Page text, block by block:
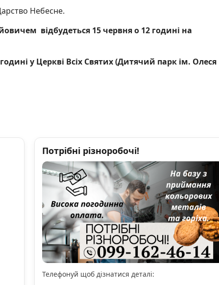
Небесне.
відбудеться 15 червня о 12 годині на
у Церкві Всіх Святих (Дитячий парк ім. Олеся
Потрібні різноробочі!
Телефонуй щоб дізнатися деталі: